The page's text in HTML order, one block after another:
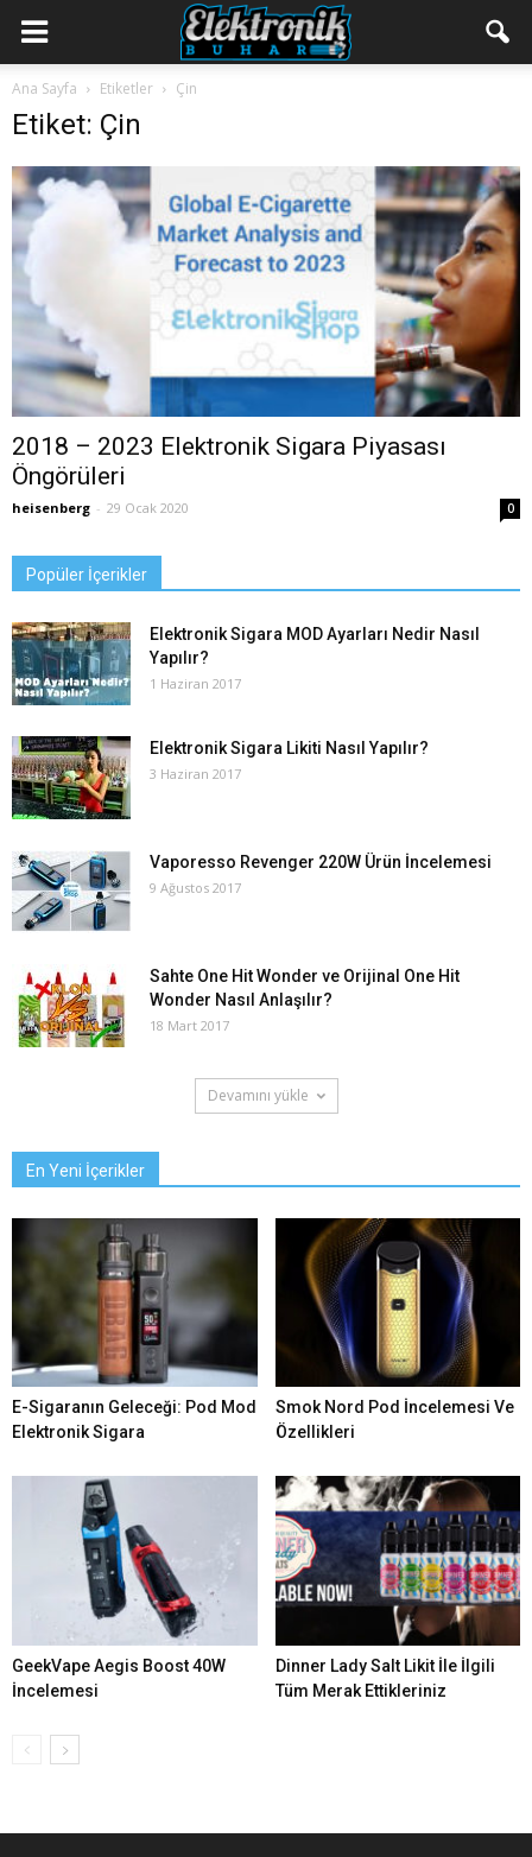
Ana Sayfa Etiketler Çin
Etiket: Çin
2018 – 2023 Elektronik Sigara Piyasası
Öngörüleri
heisenberg - 29 Ocak 2020 0
Popüler İçerikler
Elektronik Sigara MOD Ayarları Nedir Nasıl
Yapılır?
1 Haziran 2017
Elektronik Sigara Likiti Nasıl Yapılır?
3 Haziran 2017
Vaporesso Revenger 220W Ürün İncelemesi
9 Ağustos 2017
Sahte One Hit Wonder ve Orijinal One Hit
Wonder Nasıl Anlaşılır?
18 Mart 2017
Devamını yükle
En Yeni İçerikler
E-Sigaranın Geleceği: Pod Mod
Elektronik Sigara
Smok Nord Pod İncelemesi Ve
Özellikleri
GeekVape Aegis Boost 40W
İncelemesi
Dinner Lady Salt Likit İle İlgili
Tüm Merak Ettikleriniz